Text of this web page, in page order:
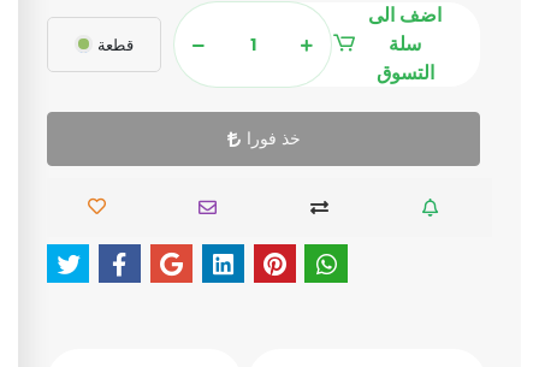
قطعة
اضف الى
سلة
التسوق
خذ فورا